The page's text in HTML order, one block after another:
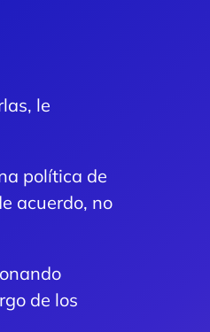
le
política de
acuerdo, no
de los